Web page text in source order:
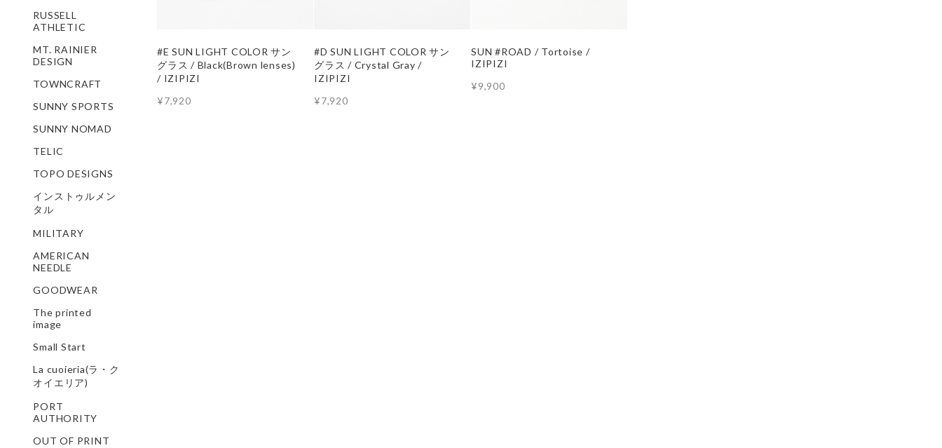
#E SUN LIGHT COLOR サン
グラス / Black(Brown lenses)
/ IZIPIZI
¥7,920
#D SUN LIGHT COLOR サン
グラス / Crystal Gray /
IZIPIZI
¥7,920
SUN #ROAD / Tortoise /
IZIPIZI
¥9,900
RUSSELL
ATHLETIC
MT. RAINIER
DESIGN
TOWNCRAFT
SUNNY SPORTS
SUNNY NOMAD
TELIC
TOPO DESIGNS
インストゥルメン
タル
MILITARY
AMERICAN
NEEDLE
GOODWEAR
The printed
image
Small Start
La cuoieria(ラ・ク
オイエリア)
PORT
AUTHORITY
OUT OF PRINT